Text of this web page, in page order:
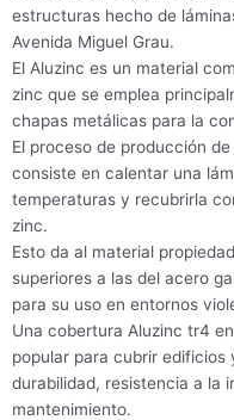
estructuras hecho de
Avenida Miguel Grau.
El Aluzinc es un material
zinc que se emplea
chapas metálicas para la
El proceso de producción
consiste en calentar una
temperaturas y recubrirla
zinc.
Esto da al material
superiores a las del acero
para su uso en entornos
Una cobertura Aluzinc tr4
popular para cubrir
durabilidad, resistencia a la
mantenimiento.